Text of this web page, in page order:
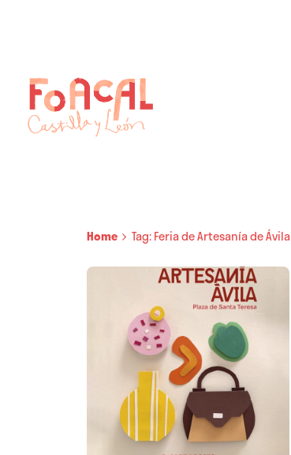
Home Tag: Feria de Artesanía de Ávila